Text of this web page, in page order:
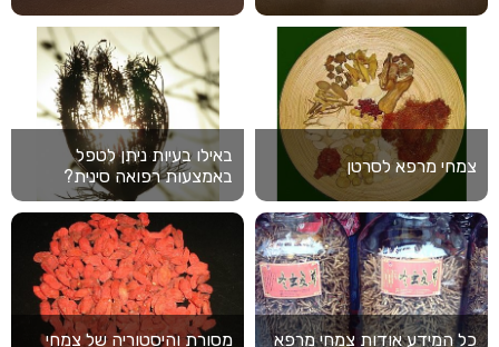
צמחי מרפא לסרטן
באילו בעיות ניתן לטפל
באמצעות רפואה סינית?
כל המידע אודות צמחי מרפא מסורת והיסטוריה של צמחי